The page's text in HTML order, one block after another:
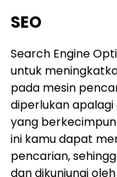
SEO
Search Engine
untuk
pada mesin
diperlukan
yang
ini kamu dapat
pencarian,
dan dikunjungi